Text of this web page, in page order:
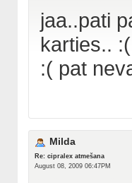
jaa..pati
karties..
:( pat
Milda
Re: cipralex atmešana
August 08, 2009 06:47PM